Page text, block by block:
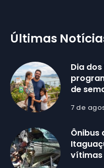
Últimas
Dia dos
de
7 de
Ônibus
vítimas